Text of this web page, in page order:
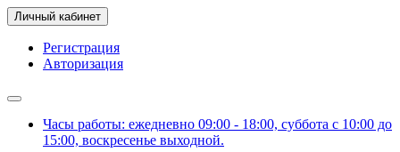
Личный кабинет
Регистрация
Авторизация
Часы работы: ежедневно 09:00 - 18:00, суббота с 10:00 до
15:00, воскресенье выходной.